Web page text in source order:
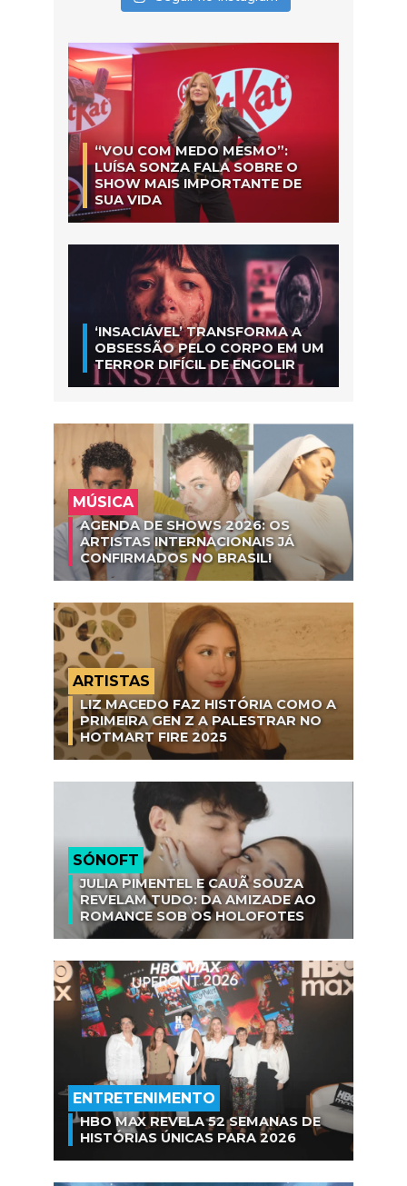
“VOU COM MEDO MESMO”:
LUÍSA SONZA FALA SOBRE O
SHOW MAIS IMPORTANTE DE
SUA VIDA
‘INSACIÁVEL’ TRANSFORMA A
OBSESSÃO PELO CORPO EM UM
TERROR DIFÍCIL DE ENGOLIR
MÚSICA
AGENDA DE SHOWS 2026: OS
ARTISTAS INTERNACIONAIS JÁ
CONFIRMADOS NO BRASIL!
ARTISTAS
LIZ MACEDO FAZ HISTÓRIA COMO A
PRIMEIRA GEN Z A PALESTRAR NO
HOTMART FIRE 2025
SÓNOFT
JULIA PIMENTEL E CAUÃ SOUZA
REVELAM TUDO: DA AMIZADE AO
ROMANCE SOB OS HOLOFOTES
ENTRETENIMENTO
HBO MAX REVELA 52 SEMANAS DE
HISTÓRIAS ÚNICAS PARA 2026